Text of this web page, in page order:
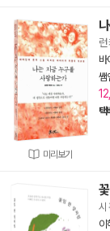
미리보기
런
바
쌤
택
시
이